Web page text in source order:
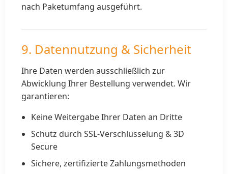
nach Paketumfang ausgeführt.
9. Datennutzung & Sicherheit
Ihre Daten werden ausschließlich zur
Abwicklung Ihrer Bestellung verwendet. Wir
garantieren:
Keine Weitergabe Ihrer Daten an Dritte
Schutz durch SSL-Verschlüsselung & 3D
Secure
Sichere, zertifizierte Zahlungsmethoden